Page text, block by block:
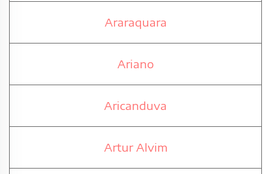
Araraquara
Ariano
Aricanduva
Artur Alvim